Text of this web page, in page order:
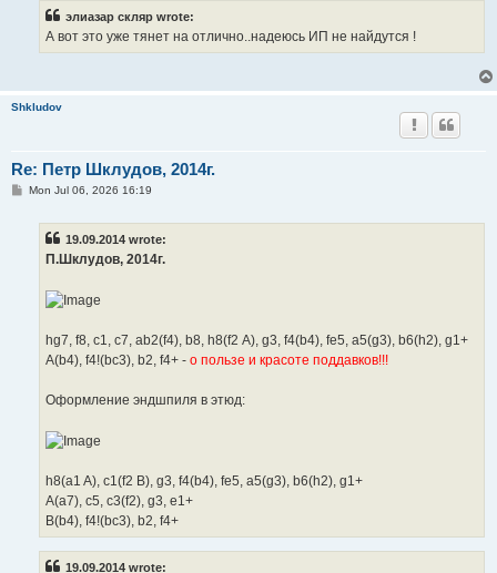
элиазар скляр wrote:
А вот это уже тянет на отлично..надеюсь ИП не найдутся !
Shkludov
Re: Петр Шклудов, 2014г.
PMon Jul 06, 2026 16:19
19.09.2014 wrote:
П.Шклудов, 2014г.
hg7, f8, c1, c7, ab2(f4), b8, h8(f2 А), g3, f4(b4), fe5, a5(g3), b6(h2), g1+
А(b4), f4!(bc3), b2, f4+ - о пользе и красоте поддавков!!!
Оформление эндшпиля в этюд:
h8(a1 A), c1(f2 B), g3, f4(b4), fe5, a5(g3), b6(h2), g1+
A(a7), c5, c3(f2), g3, e1+
B(b4), f4!(bc3), b2, f4+
19.09.2014 wrote: